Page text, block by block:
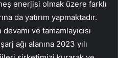
enerjisi olmak üzere farklı
da yatırım yapmaktadır.
ve tamamlayıcısı
ağı alanına 2023 yılı